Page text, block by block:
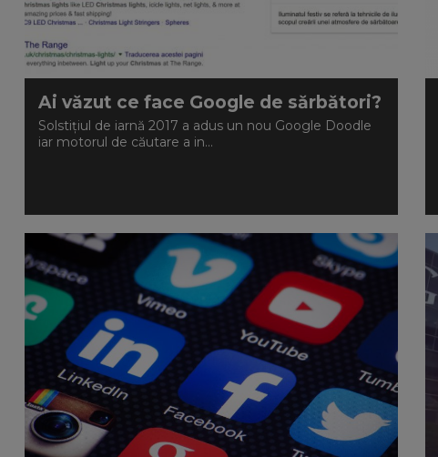
Ai văzut ce face Google de sărbători?
Solstițiul de iarnă 2017 a adus un nou Google Doodle
iar motorul de căutare a in...